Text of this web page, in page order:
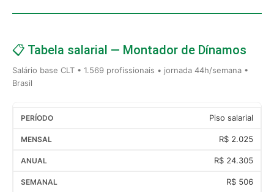
📋 Tabela salarial — Montador de Dínamos
Salário base CLT • 1.569 profissionais • jornada 44h/semana •
Brasil
Piso salarial
R$ 2.025
R$ 24.305
R$ 506